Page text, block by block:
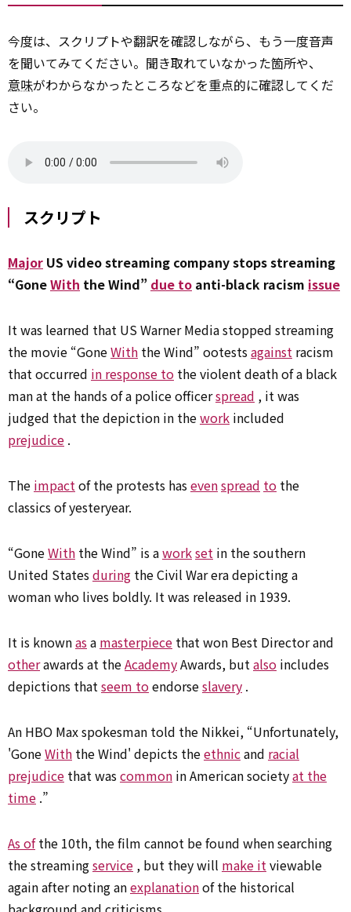
今度は、スクリプトや翻訳を確認しながら、もう一度音声
を聞いてみてください。聞き取れていなかった箇所や、
意味がわからなかったところなどを重点的に確認してくだ
さい。
スクリプト
Major US video streaming company stops streaming
“GoneWith the Wind” due to anti-black racism issue
It was learned that US Warner Media stopped streaming
the movie “GoneWith the Wind” ootestsagainst racism
that occurred in response to the violent death of a black
man at the hands of a police officerspread , it was
judged that the depiction in thework included
prejudice .
The impactof the protests hasevenspread to the
classics of yesteryear.
“GoneWith the Wind” is aworkset in the southern
United Statesduring the Civil War era depicting a
woman who lives boldly. It was released in 1939.
It is knownas a masterpiece that won Best Director and
otherawards at theAcademyAwards, butalso includes
depictions thatseem toendorseslavery .
An HBO Max spokesman told the Nikkei, “Unfortunately,
'GoneWith the Wind' depicts theethnicand racial
prejudice that wascommon in American societyat the
time .”
As ofthe 10th, the film cannot be found when searching
the streamingservice , but they will make itviewable
again after noting anexplanationof the historical